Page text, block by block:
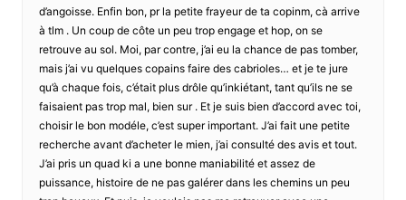
d’angoisse. Enfin bon, pr la petite frayeur de ta copinm, cà arrive
à tlm . Un coup de côte un peu trop engage et hop, on se
retrouve au sol. Moi, par contre, j’ai eu la chance de pas tomber,
mais j’ai vu quelques copains faire des cabrioles… et je te jure
qu’à chaque fois, c’était plus drôle qu’inkiétant, tant qu’ils ne se
faisaient pas trop mal, bien sur . Et je suis bien d’accord avec toi,
choisir le bon modéle, c’est super important. J’ai fait une petite
recherche avant d’acheter le mien, j’ai consulté des avis et tout.
J’ai pris un quad ki a une bonne maniabilité et assez de
puissance, histoire de ne pas galérer dans les chemins un peu